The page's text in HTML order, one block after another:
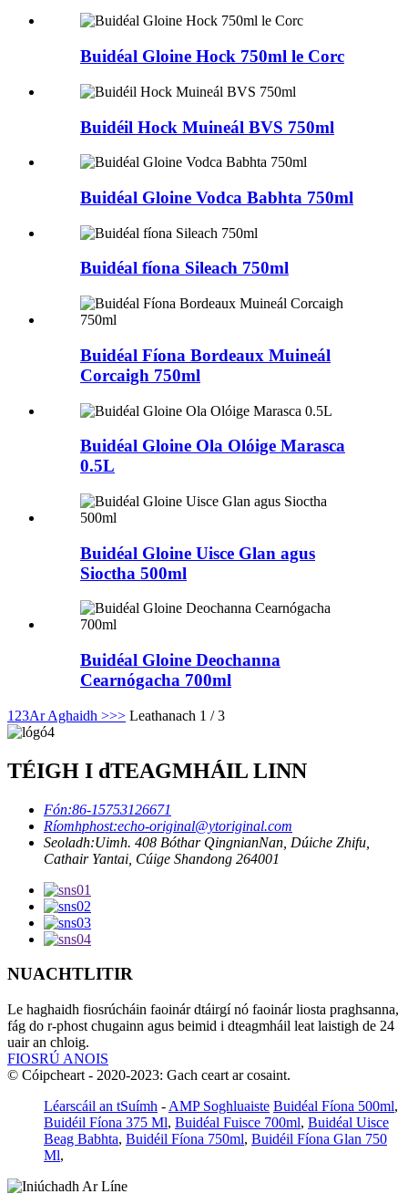
Buidéal Gloine Hock 750ml le Corc
Buidéil Hock Muineál BVS 750ml
Buidéal Gloine Vodca Babhta 750ml
Buidéal fíona Sileach 750ml
Buidéal Fíona Bordeaux Muineál
Corcaigh 750ml
Buidéal Gloine Ola Olóige Marasca
0.5L
Buidéal Gloine Uisce Glan agus
Sioctha 500ml
Buidéal Gloine Deochanna
Cearnógacha 700ml
1 23Ar Aghaidh >>> Leathanach 1 / 3
TÉIGH I dTEAGMHÁIL LINN
Fón:86-15753126671
Ríomhphost:echo-original@ytoriginal.com
Seoladh:Uimh. 408 Bóthar QingnianNan, Dúiche Zhifu,
Cathair Yantai, Cúige Shandong 264001
NUACHTLITIR
Le haghaidh fiosrúcháin faoinár dtáirgí nó faoinár liosta praghsanna,
fág do r-phost chugainn agus beimid i dteagmháil leat laistigh de 24
uair an chloig.
FIOSRÚ ANOIS
© Cóipcheart - 2020-2023: Gach ceart ar cosaint.
Léarscáil an tSuímh - AMP Soghluaiste Buidéal Fíona 500ml,
Buidéil Fíona 375 Ml, Buidéal Fuisce 700ml, Buidéal Uisce
Beag Babhta, Buidéil Fíona 750ml, Buidéil Fíona Glan 750
Ml,